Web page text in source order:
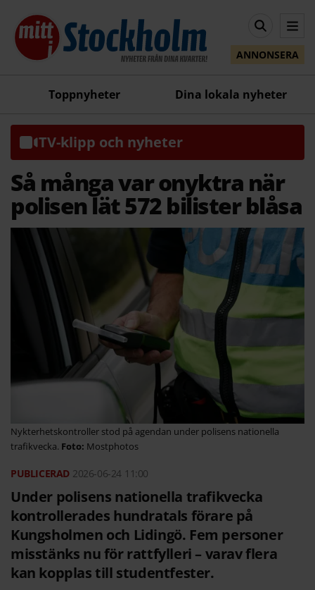
ANNONSERA
Toppnyheter Dina lokala nyheter
TV-klipp och nyheter
Så många var onyktra när
polisen lät 572 bilister blåsa
Nykterhetskontroller stod på agendan under polisens nationella
trafikvecka.
Mostphotos
2026-06-24 11:00
Under polisens nationella trafikvecka
kontrollerades hundratals förare på
Kungsholmen och Lidingö. Fem personer
misstänks nu för rattfylleri – varav flera
kan kopplas till studentfester.